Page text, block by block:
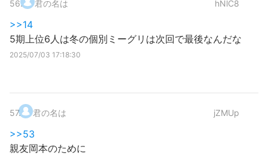
56. 君の名は hNlC8
>>14
5期上位6人は冬の個別ミーグリは次回で最後なんだな
2025/07/03 17:18:30
57. 君の名は jZMUp
>>53
親友岡本のために